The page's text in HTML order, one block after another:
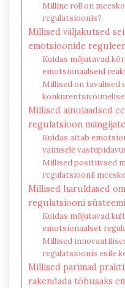
Milline roll on
regulatsioonis?
Millised väljakutsed
emotsioonide
Kuidas mõjutavad
emotsionaalseid
Millised on tavalised
Millised ainulaadsed
regulatsioon
Kuidas aitab
vaimsele
Millised positiivsed
regulatsioonil
Millised haruldased
regulatsiooni
Kuidas mõjutavad
emotsionaalset
Millised
regulatsioonis esile
Millised parimad
rakendada tõhusaks